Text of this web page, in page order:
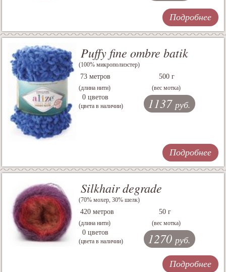
Подробнее
Puffy fine ombre batik
(100% микрополиэстер)
73 метров
(длина нити)
500 г
(вес мотка)
0 цветов
(цвета в наличии) 1137 руб.
Подробнее
Silkhair degrade
(70% мохер, 30% шелк)
420 метров
(длина нити)
50 г
(вес мотка)
0 цветов
(цвета в наличии) 1270 руб.
Подробнее